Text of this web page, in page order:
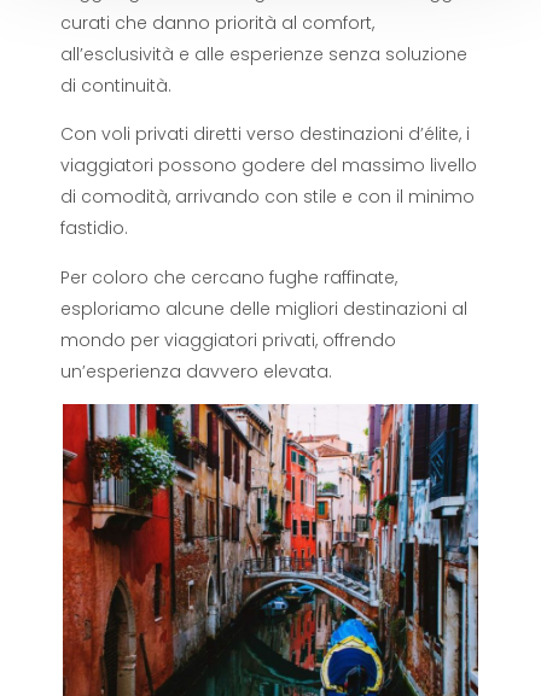
curati che danno priorità al comfort,
all’esclusività e alle esperienze senza soluzione
di continuità.
Con voli privati ​​diretti verso destinazioni d’élite, i
viaggiatori possono godere del massimo livello
di comodità, arrivando con stile e con il minimo
fastidio.
Per coloro che cercano fughe raffinate,
esploriamo alcune delle migliori destinazioni al
mondo per viaggiatori privati, offrendo
un’esperienza davvero elevata.